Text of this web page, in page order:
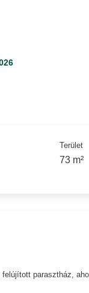
Terület
73 m²
parasztház,